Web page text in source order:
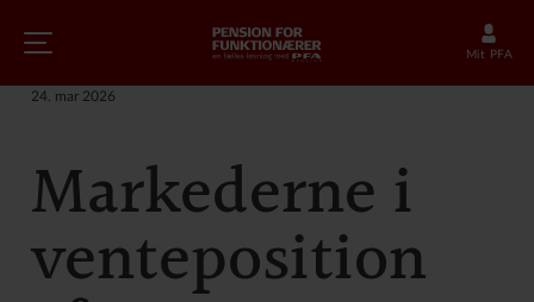
Mit PFA
24. mar 2026
Markederne i
venteposition